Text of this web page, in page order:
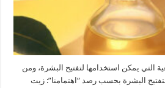
التي يمكن استخدامها لتفتيح البشرة، ومن
لتفتيح البشرة بحسب رصد “اهتمامنا”: زيت